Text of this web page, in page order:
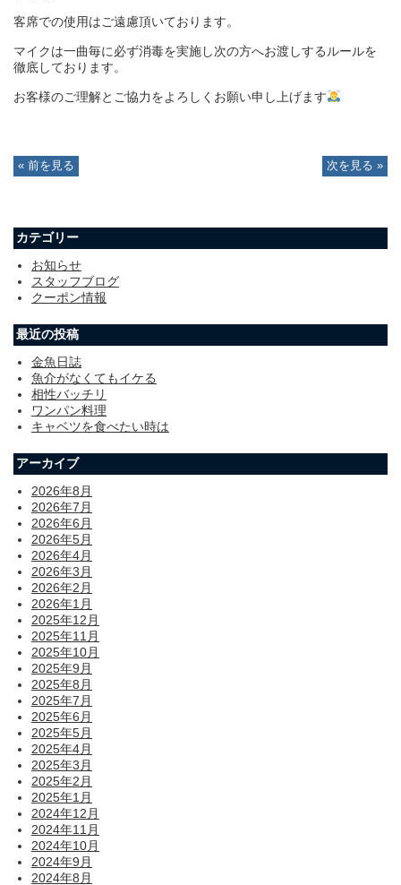
客席での使用はご遠慮頂いております。
マイクは一曲毎に必ず消毒を実施し次の方へお渡しするルールを
徹底しております。
お客様のご理解とご協力をよろしくお願い申し上げます
« 前を見る 次を見る »
カテゴリー
お知らせ
スタッフブログ
クーポン情報
最近の投稿
金魚日誌
魚介がなくてもイケる
相性バッチリ
ワンパン料理
キャベツを食べたい時は
アーカイブ
2026年8月
2026年7月
2026年6月
2026年5月
2026年4月
2026年3月
2026年2月
2026年1月
2025年12月
2025年11月
2025年10月
2025年9月
2025年8月
2025年7月
2025年6月
2025年5月
2025年4月
2025年3月
2025年2月
2025年1月
2024年12月
2024年11月
2024年10月
2024年9月
2024年8月